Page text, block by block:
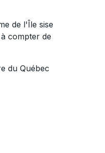
de l'Île sise
compter de
du Québec